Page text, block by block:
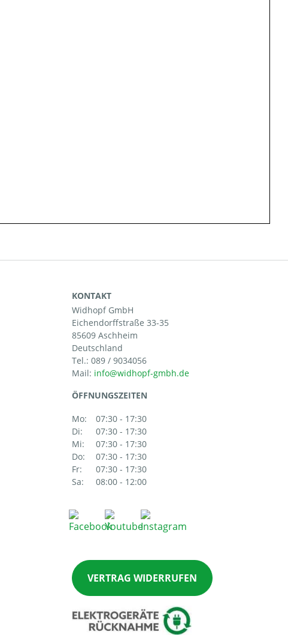
KONTAKT
Widhopf GmbH
Eichendorffstraße 33-35
85609 Aschheim
Deutschland
Tel.: 089 / 9034056
Mail:
ÖFFNUNGSZEITEN
Mo:
07:30 - 17:30
Di:
07:30 - 17:30
Mi:
07:30 - 17:30
Do:
07:30 - 17:30
Fr:
07:30 - 17:30
Sa:
08:00 - 12:00
VERTRAG WIDERRUFEN